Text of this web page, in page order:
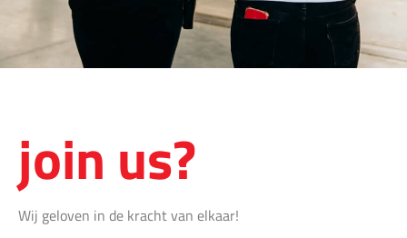
join us?
Wij geloven in de kracht van elkaar!